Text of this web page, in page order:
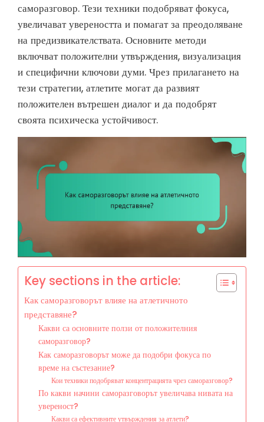
саморазговор. Тези техники подобряват фокуса,
увеличават увереността и помагат за преодоляване
на предизвикателствата. Основните методи
включват положителни утвърждения, визуализация
и специфични ключови думи. Чрез прилагането на
тези стратегии, атлетите могат да развият
положителен вътрешен диалог и да подобрят
своята психическа устойчивост.
Key sections in the article:
Как саморазговорът влияе на атлетичното
представяне?
Какви са основните ползи от положителния
саморазговор?
Как саморазговорът може да подобри фокуса по
време на състезание?
Кои техники подобряват концентрацията чрез саморазговор?
По какви начини саморазговорът увеличава нивата на
увереност?
Какви са ефективните утвърждения за атлети?